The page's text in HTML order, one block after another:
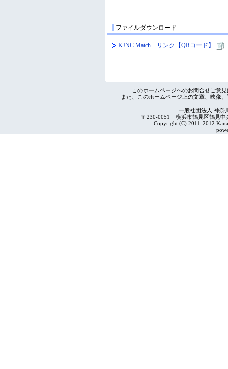
ファイルダウンロード
KJNC Match リンク【QRコード】
このホームページへのお問合せご意
また、このホームページ上の文章、映像
一般社団法人 神奈
〒230-0051 横浜市鶴見区鶴見
Copyright (C) 2011-2012